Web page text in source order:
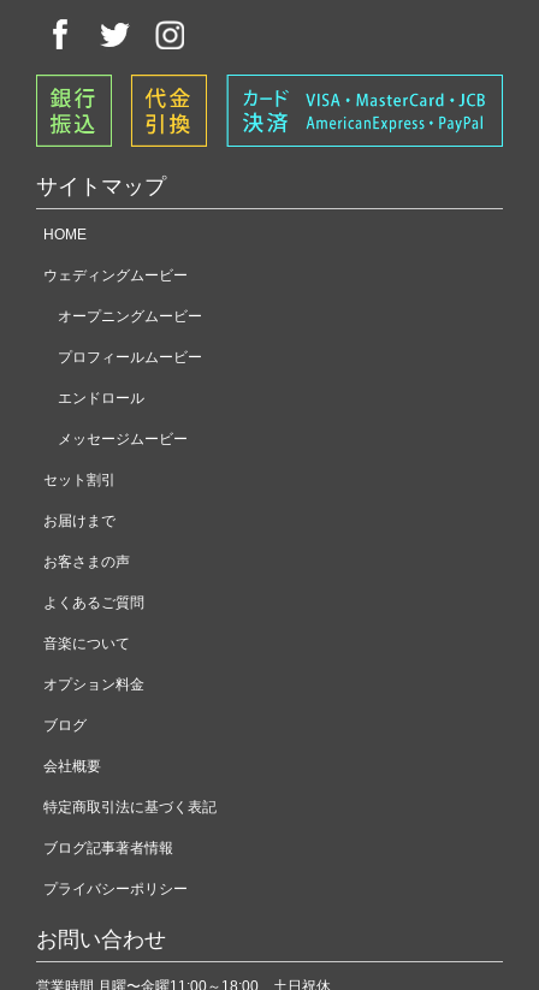
サイトマップ
HOME
ウェディングムービー
オープニングムービー
プロフィールムービー
エンドロール
メッセージムービー
セット割引
お届けまで
お客さまの声
よくあるご質問
音楽について
オプション料金
ブログ
会社概要
特定商取引法に基づく表記
ブログ記事著者情報
プライバシーポリシー
お問い合わせ
営業時間 月曜〜金曜11:00～18:00 土日祝休